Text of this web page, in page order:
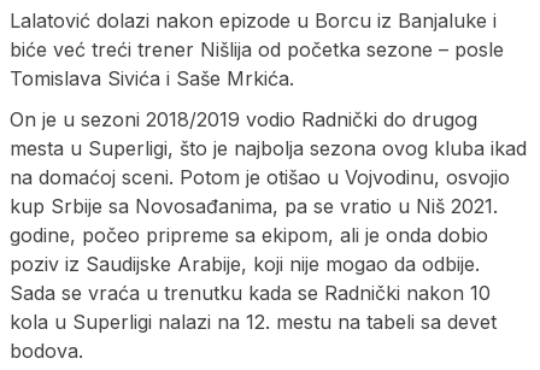
Lalatović dolazi nakon epizode u Borcu iz Banjaluke i
biće već treći trener Nišlija od početka sezone – posle
Tomislava Sivića i Saše Mrkića.
On je u sezoni 2018/2019 vodio Radnički do drugog
mesta u Superligi, što je najbolja sezona ovog kluba ikad
na domaćoj sceni. Potom je otišao u Vojvodinu, osvojio
kup Srbije sa Novosađanima, pa se vratio u Niš 2021.
godine, počeo pripreme sa ekipom, ali je onda dobio
poziv iz Saudijske Arabije, koji nije mogao da odbije.
Sada se vraća u trenutku kada se Radnički nakon 10
kola u Superligi nalazi na 12. mestu na tabeli sa devet
bodova.